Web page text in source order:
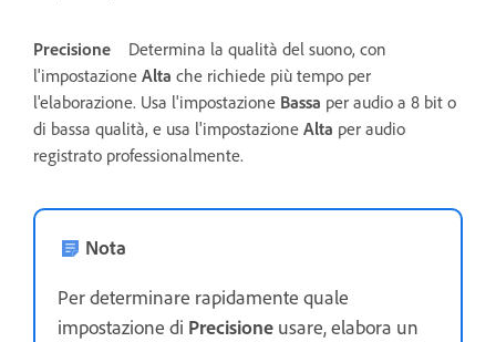
Precisione
Determina la qualità del suono, con
l'impostazione Alta che richiede più tempo per
l'elaborazione. Usa l'impostazione Bassa per audio a 8 bit o
di bassa qualità, e usa l'impostazione Alta per audio
registrato professionalmente.
Nota
Per determinare rapidamente quale
impostazione di Precisione usare, elabora un